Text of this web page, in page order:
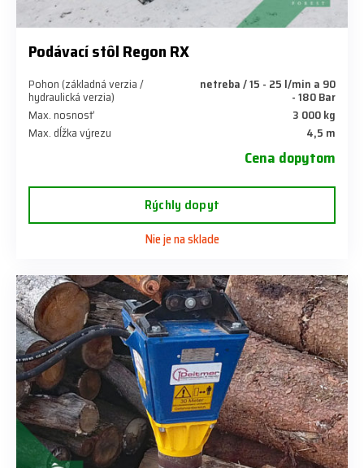
Podávací stôl Regon RX
Pohon (základná verzia /
hydraulická verzia)
netreba / 15 - 25 l/min a 90
- 180 Bar
Max. nosnosť
3 000 kg
Max. dĺžka výrezu
4,5 m
Cena dopytom
Rýchly dopyt
Nie je na sklade